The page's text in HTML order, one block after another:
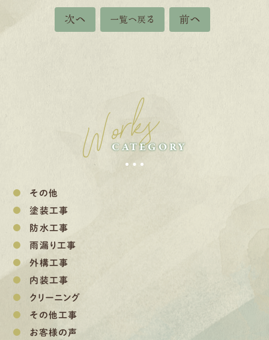
次へ 一覧へ戻る 前へ
Works
CATEGORY
その他
塗装工事
防水工事
雨漏り工事
外構工事
内装工事
クリーニング
その他工事
お客様の声